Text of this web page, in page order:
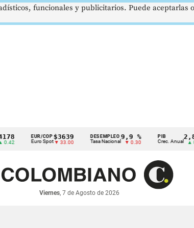
EUR/COP
Euro Spot
$3639
▼ 33.00
DESEMPLEO
Tasa Nacional
9,9 %
▼ 0.30
PIB
Crec. Anual
2,8 %
▲ 0.10
Viernes, 7 de Agosto de 2026
funcionales y publicitarios. Puede aceptarlas